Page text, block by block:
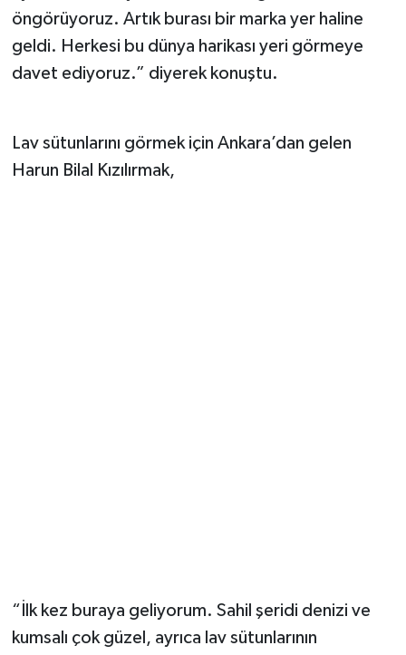
öngörüyoruz. Artık burası bir marka yer haline
geldi. Herkesi bu dünya harikası yeri görmeye
davet ediyoruz.” diyerek konuştu.
Lav sütunlarını görmek için Ankara’dan gelen
Harun Bilal Kızılırmak,
“İlk kez buraya geliyorum. Sahil şeridi denizi ve
kumsalı çok güzel, ayrıca lav sütunlarının